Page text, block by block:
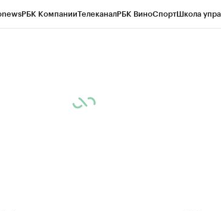
РБК КомпанииТелеканалРБК ВиноСпортШкола